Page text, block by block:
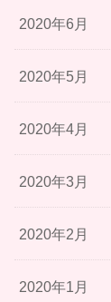
2020年6月
2020年5月
2020年4月
2020年3月
2020年2月
2020年1月